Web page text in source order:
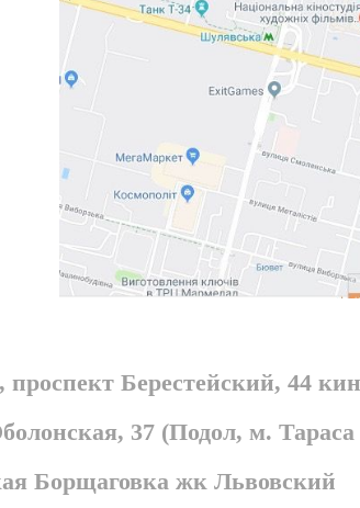
Берестейский, 44
37 (Подол, м.
Борщаговка жк Львовский